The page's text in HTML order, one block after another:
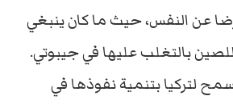
عن النفس، حيث ما كان ينبغي
بالتغلب عليها في جيبوتي.
لتركيا بتنمية نفوذها في